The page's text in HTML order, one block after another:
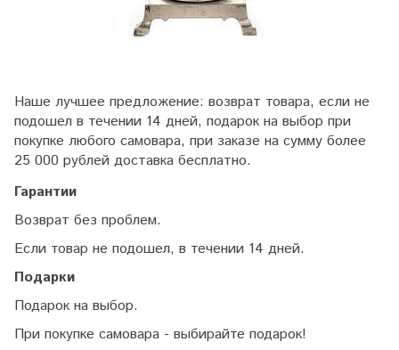
Наше лучшее предложение: возврат товара, если не
подошел в течении 14 дней, подарок на выбор при
покупке любого самовара, при заказе на сумму более
25 000 рублей доставка бесплатно.
Гарантии
Возврат без проблем.
Если товар не подошел, в течении 14 дней.
Подарки
Подарок на выбор.
При покупке самовара - выбирайте подарок!